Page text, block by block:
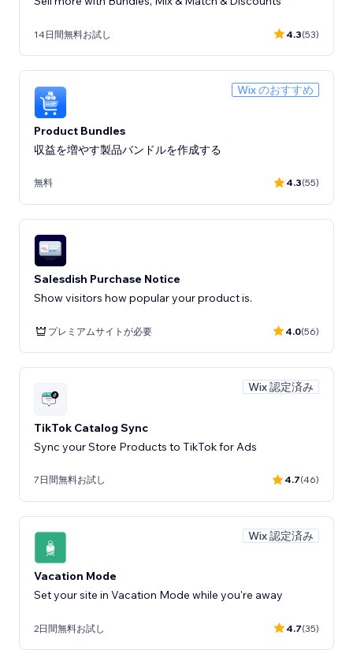
14日間無料お試し 4.3(53)
Wix のおすすめ
Product Bundles
収益を増やす製品バンドルを作成する
無料 4.3(55)
Salesdish Purchase Notice
Show visitors how popular your product is.
プレミアムサイトが必要 4.0(56)
Wix 認定済み
TikTok Catalog Sync
Sync your Store Products to TikTok for Ads
7日間無料お試し 4.7(46)
Wix 認定済み
Vacation Mode
Set your site in Vacation Mode while you're away
2日間無料お試し 4.7(35)